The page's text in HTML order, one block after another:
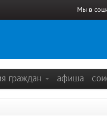
Мы в
граждан афиша